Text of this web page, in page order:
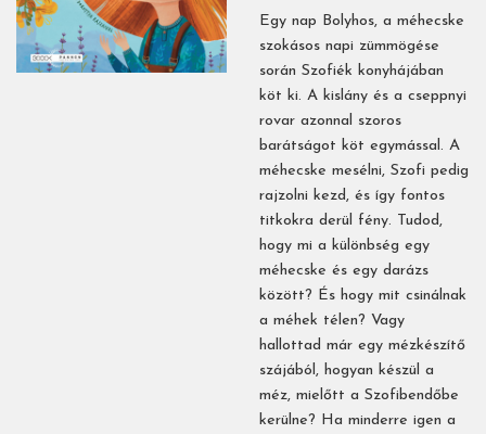
Egy nap Bolyhos, a méhecske
szokásos napi zümmögése
során Szofiék konyhájában
köt ki. A kislány és a cseppnyi
rovar azonnal szoros
barátságot köt egymással. A
méhecske mesélni, Szofi pedig
rajzolni kezd, és így fontos
titkokra derül fény. Tudod,
hogy mi a különbség egy
méhecske és egy darázs
között? És hogy mit csinálnak
a méhek télen? Vagy
hallottad már egy mézkészítő
szájából, hogyan készül a
méz, mielőtt a Szofibendőbe
kerülne? Ha minderre igen a